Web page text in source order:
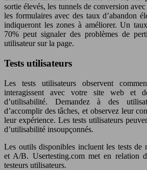
sortie élevés, les tunnels de conversion
les formulaires avec des taux d’abandon
indiqueront les zones à améliorer. Un
70% peut signaler des problèmes de
utilisateur sur la page.
Tests utilisateurs
Les tests utilisateurs observent
interagissent avec votre site web et
d’utilisabilité. Demandez à des
d’accomplir des tâches, et observez leur
leur expérience. Les tests utilisateurs
d’utilisabilité insoupçonnés.
Les outils disponibles incluent les tests de
et A/B. Usertesting.com met en relation
testeurs utilisateurs.